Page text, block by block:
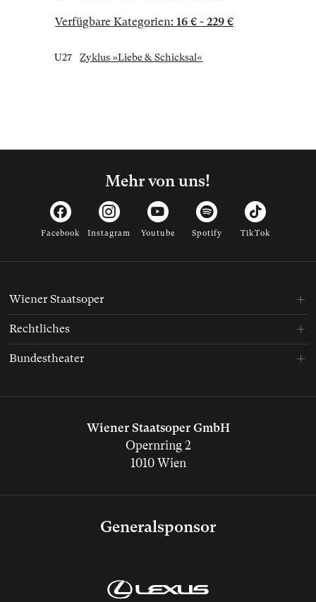
Verfügbare Kategorien: 16 € - 229 €
U27 Zyklus »Liebe & Schicksal«
Mehr von uns!
Facebook Instagram Youtube Spotify TikTok
Generalsponsor
Wiener Staatsoper GmbH
Opernring 2
1010 Wien
Wiener Staatsoper
Rechtliches
Bundestheater